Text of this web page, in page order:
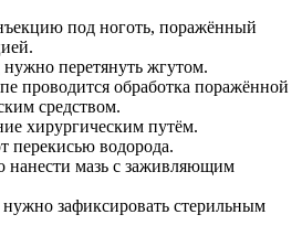
под ноготь, поражённый
нужно перетянуть жгутом.
проводится обработка поражённой
средством.
хирургическим путём.
перекисью водорода.
нанести мазь с заживляющим
зафиксировать стерильным